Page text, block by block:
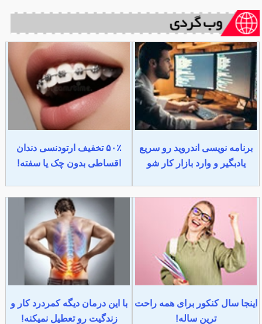
برنامه نویسی اندروید رو سریع
یادبگیر و وارد بازار کار شو
۵۰٪ تخفیف ارتودنسی دندان
اقساطی بدون چک یا سفته!
اینجا سال کنکور برای همه راحت
ترین ساله!
با این درمان دیگه کمردرد کار و
زندگیت رو تعطیل نمیکنه!